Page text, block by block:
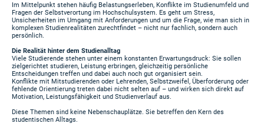
Im Mittelpunkt stehen häufig Belastungserleben, Konflikte im Studienumfeld und
Fragen der Selbstverortung im Hochschulsystem. Es geht um Stress,
Unsicherheiten im Umgang mit Anforderungen und um die Frage, wie man sich in
komplexen Studienrealitäten zurechtfindet – nicht nur fachlich, sondern auch
persönlich.
Die Realität hinter dem Studienalltag
Viele Studierende stehen unter einem konstanten Erwartungsdruck: Sie sollen
zielgerichtet studieren, Leistung erbringen, gleichzeitig persönliche
Entscheidungen treffen und dabei auch noch gut organisiert sein.
Konflikte mit Mitstudierenden oder Lehrenden, Selbstzweifel, Überforderung oder
fehlende Orientierung treten dabei nicht selten auf – und wirken sich direkt auf
Motivation, Leistungsfähigkeit und Studienverlauf aus.
Diese Themen sind keine Nebenschauplätze. Sie betreffen den Kern des
studentischen Alltags.